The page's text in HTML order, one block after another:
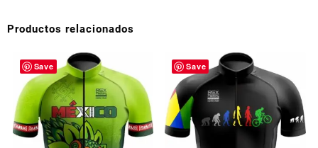
Productos relacionados
Save Save